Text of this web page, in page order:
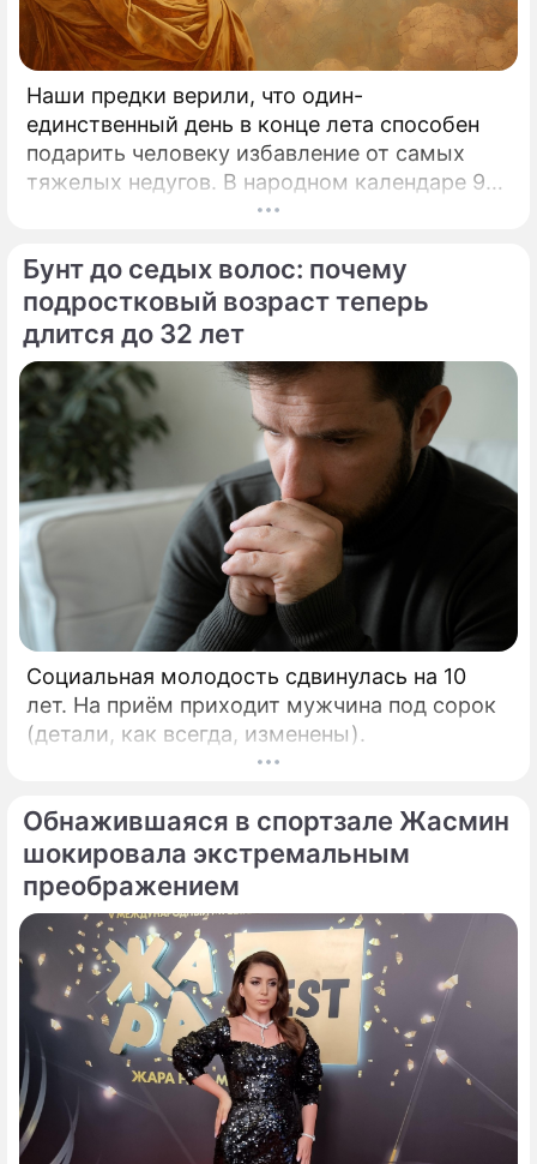
Наши предки верили, что один-
единственный день в конце лета способен
подарить человеку избавление от самых
тяжелых недугов. В народном календаре 9
августа занимает особое, почти
Бунт до седых волос: почему
подростковый возраст теперь
длится до 32 лет
Социальная молодость сдвинулась на 10
лет. На приём приходит мужчина под сорок
(детали, как всегда, изменены).
Обнажившаяся в спортзале Жасмин
шокировала экстремальным
преображением